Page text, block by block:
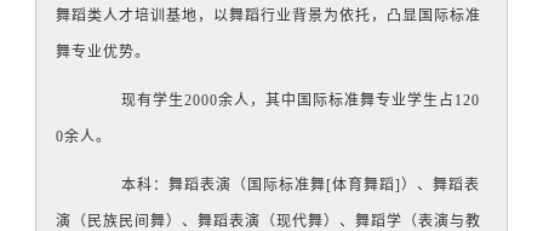
舞蹈类人才培训基地，以舞蹈行业背景为依托，凸显国际标准
舞专业优势。
现有学生2000余人，其中国际标准舞专业学生占120
0余人。
本科：舞蹈表演（国际标准舞[体育舞蹈]）、舞蹈表
演（民族民间舞）、舞蹈表演（现代舞）、舞蹈学（表演与教